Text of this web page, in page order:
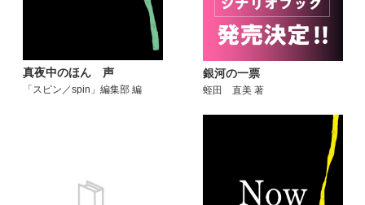
真夜中のほん 声
「スピン／spin」編集部 編
銀河の一票
蛭田 直美 著